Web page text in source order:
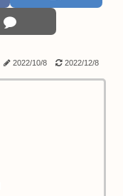
2022/10/8 2022/12/8